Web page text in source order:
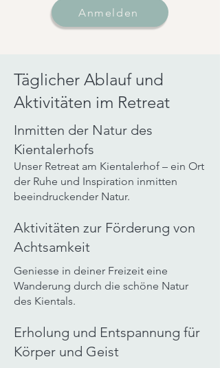
Anmelden
Täglicher Ablauf und
Aktivitäten im Retreat
Inmitten der Natur des
Kientalerhofs
Unser Retreat am Kientalerhof – ein Ort
der Ruhe und Inspiration inmitten
beeindruckender Natur.
Aktivitäten zur Förderung von
Achtsamkeit
Geniesse in deiner Freizeit eine
Wanderung durch die schöne Natur
des Kientals.
Erholung und Entspannung für
Körper und Geist